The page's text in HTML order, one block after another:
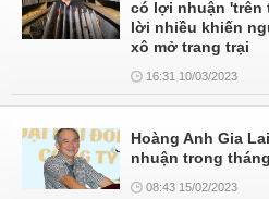
có lợi nhuận 'trên
lời nhiều khiến
xô mở trang trại
16:31 10/03/2023
Hoàng Anh Gia
nhuận trong
08:43 15/02/2023